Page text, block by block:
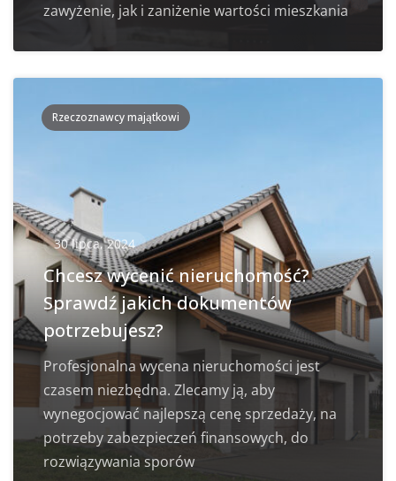
zawyżenie, jak i zaniżenie wartości mieszkania
Rzeczoznawcy majątkowi
30 lipca, 2024
Chcesz wycenić nieruchomość?
Sprawdź jakich dokumentów
potrzebujesz?
Profesjonalna wycena nieruchomości jest
czasem niezbędna. Zlecamy ją, aby
wynegocjować najlepszą cenę sprzedaży, na
potrzeby zabezpieczeń finansowych, do
rozwiązywania sporów